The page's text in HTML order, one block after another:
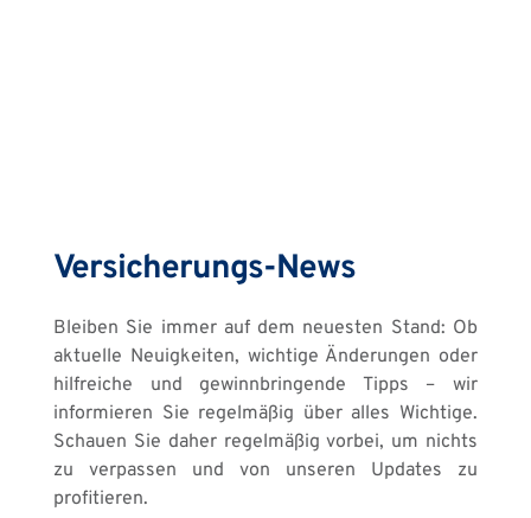
Versicherungs-News
Bleiben Sie immer auf dem neuesten Stand: Ob
aktuelle Neuigkeiten, wichtige Änderungen oder
hilfreiche und gewinnbringende Tipps – wir
informieren Sie regelmäßig über alles Wichtige.
Schauen Sie daher regelmäßig vorbei, um nichts
zu verpassen und von unseren Updates zu
profitieren.